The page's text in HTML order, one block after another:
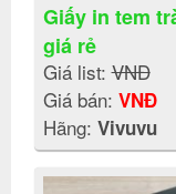
Giấy in tem
giá rẻ
Giá list:VNĐ
Giá bán: VNĐ
Hãng: Vivuvu